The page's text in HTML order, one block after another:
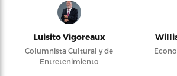
Luisito Vigoreaux
Columnista Cultural y de
Entretenimiento